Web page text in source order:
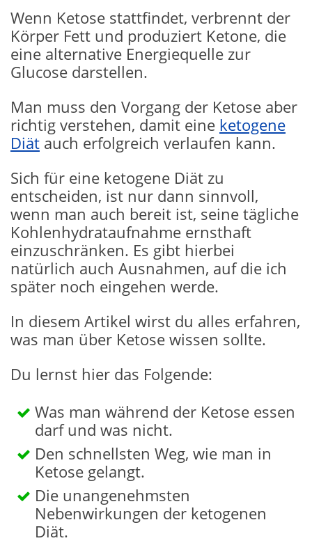
Wenn Ketose stattfindet, verbrennt der
Körper Fett und produziert Ketone, die
eine alternative Energiequelle zur
Glucose darstellen.
Man muss den Vorgang der Ketose aber
richtig verstehen, damit eine ketogene
Diät auch erfolgreich verlaufen kann.
Sich für eine ketogene Diät zu
entscheiden, ist nur dann sinnvoll,
wenn man auch bereit ist, seine tägliche
Kohlenhydrataufnahme ernsthaft
einzuschränken. Es gibt hierbei
natürlich auch Ausnahmen, auf die ich
später noch eingehen werde.
In diesem Artikel wirst du alles erfahren,
was man über Ketose wissen sollte.
Du lernst hier das Folgende:
Was man während der Ketose essen
darf und was nicht.
Den schnellsten Weg, wie man in
Ketose gelangt.
Die unangenehmsten
Nebenwirkungen der ketogenen
Diät.